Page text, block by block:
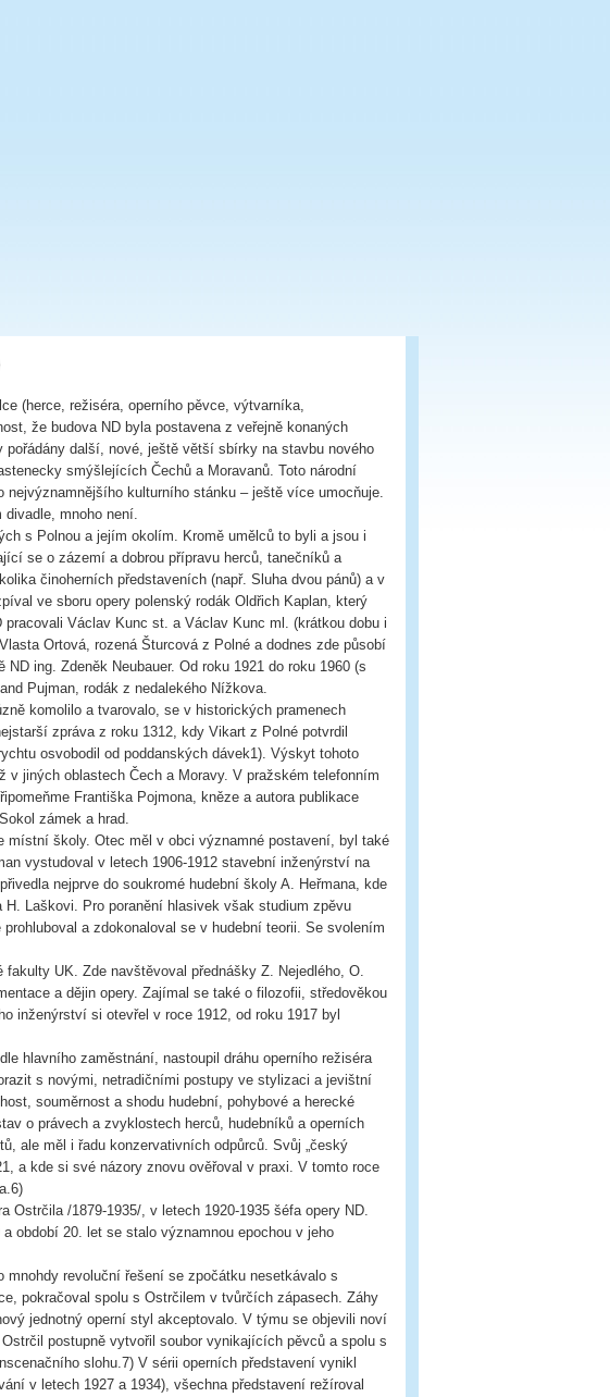
(herce, režiséra, operního pěvce, výtvarníka,
že budova ND byla postavena z veřejně konaných
další, nové, ještě větší sbírky na stavbu nového
smýšlejících Čechů a Moravanů. Toto národní
kulturního stánku – ještě více umocňuje.
mnoho není.
s Polnou a jejím okolím. Kromě umělců to byli a jsou i
se o zázemí a dobrou přípravu herců, tanečníků a
činoherních představeních (např. Sluha dvou pánů) a v
ve sboru opery polenský rodák Oldřich Kaplan, který
Václav Kunc st. a Václav Kunc ml. (krátkou dobu i
Ortová, rozená Šturcová z Polné a dodnes zde působí
ing. Zdeněk Neubauer. Od roku 1921 do roku 1960 (s
Pujman, rodák z nedalekého Nížkova.
komolilo a tvarovalo, se v historických pramenech
zpráva z roku 1312, kdy Vikart z Polné potvrdil
osvobodil od poddanských dávek1). Výskyt tohoto
jiných oblastech Čech a Moravy. V pražském telefonním
Františka Pojmona, kněze a autora publikace
zámek a hrad.
místní školy. Otec měl v obci významné postavení, byl také
vystudoval v letech 1906-1912 stavební inženýrství na
nejprve do soukromé hudební školy A. Heřmana, kde
Laškovi. Pro poranění hlasivek však studium zpěvu
a zdokonaloval se v hudební teorii. Se svolením
UK. Zde navštěvoval přednášky Z. Nejedlého, O.
a dějin opery. Zajímal se také o filozofii, středověkou
inženýrství si otevřel v roce 1912, od roku 1917 byl
hlavního zaměstnání, nastoupil dráhu operního režiséra
s novými, netradičními postupy ve stylizaci a jevištní
souměrnost a shodu hudební, pohybové a herecké
o právech a zvyklostech herců, hudebníků a operních
ale měl i řadu konzervativních odpůrců. Svůj „český
a kde si své názory znovu ověřoval v praxi. V tomto roce
Ostrčila /1879-1935/, v letech 1920-1935 šéfa opery ND.
období 20. let se stalo významnou epochou v jeho
mnohdy revoluční řešení se zpočátku nesetkávalo s
pokračoval spolu s Ostrčilem v tvůrčích zápasech. Záhy
jednotný operní styl akceptovalo. V týmu se objevili noví
postupně vytvořil soubor vynikajících pěvců a spolu s
slohu.7) V sérii operních představení vynikl
v letech 1927 a 1934), všechna představení režíroval